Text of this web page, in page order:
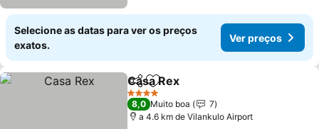
Selecione as datas para ver os preços
exatos.
Ver preços
PartilharAdicionar aos favoritos
Casa Rex
4 Estrelas
8,0 Muito boa
7
a 4.6 km de Vilankulo Airport